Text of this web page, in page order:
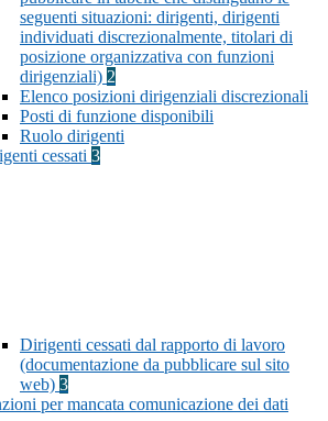
seguenti situazioni: dirigenti, dirigenti
individuati discrezionalmente, titolari di
posizione organizzativa con funzioni
dirigenziali) 2
Elenco posizioni dirigenziali discrezionali
Posti di funzione disponibili
Ruolo dirigenti
cessati 3
Dirigenti cessati dal rapporto di lavoro
(documentazione da pubblicare sul sito
web) 3
per mancata comunicazione dei dati